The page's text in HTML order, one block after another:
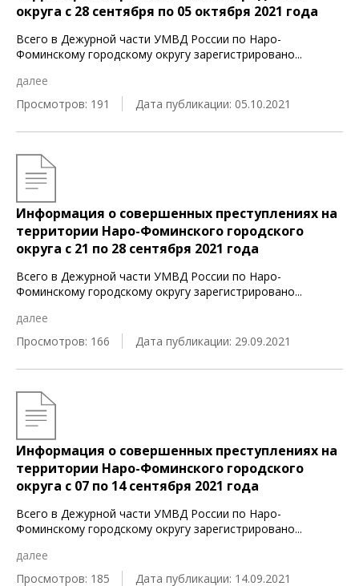
округа c 28 сентября по 05 октября 2021 года
Всего в Дежурной части УМВД России по Наро-
Фоминскому городскому округу зарегистрировано...
далее
Просмотров: 191
Дата публикации: 05.10.2021
Информация о совершенных преступлениях на
территории Наро-Фоминского городского
округа c 21 по 28 сентября 2021 года
Всего в Дежурной части УМВД России по Наро-
Фоминскому городскому округу зарегистрировано...
далее
Просмотров: 166
Дата публикации: 29.09.2021
Информация о совершенных преступлениях на
территории Наро-Фоминского городского
округа c 07 по 14 сентября 2021 года
Всего в Дежурной части УМВД России по Наро-
Фоминскому городскому округу зарегистрировано...
далее
Просмотров: 185
Дата публикации: 14.09.2021